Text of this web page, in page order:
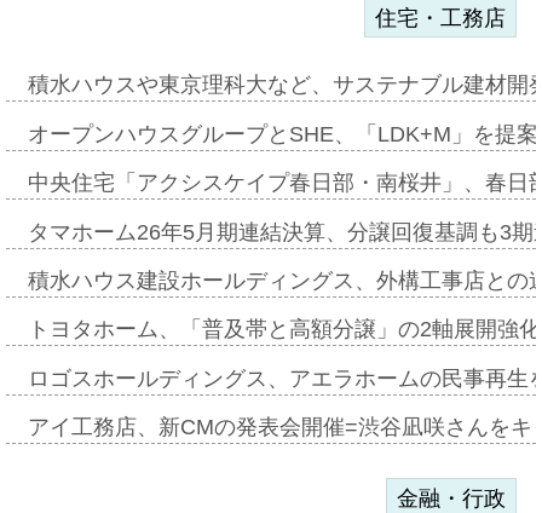
住宅・工務店
積水ハウスや東京理科大など、サステナブル建材
オープンハウスグループとSHE、「LDK+M」を提
中央住宅「アクシスケイプ春日部・南桜井」、春
タマホーム26年5月期連結決算、分譲回復基調も3
積水ハウス建設ホールディングス、外構工事店と
トヨタホーム、「普及帯と高額分譲」の2軸展開強
ロゴスホールディングス、アエラホームの民事再
アイ工務店、新CMの発表会開催=渋谷凪咲さんを
金融・行政